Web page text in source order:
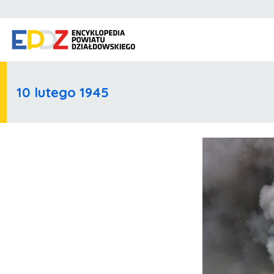
10 lutego 1945